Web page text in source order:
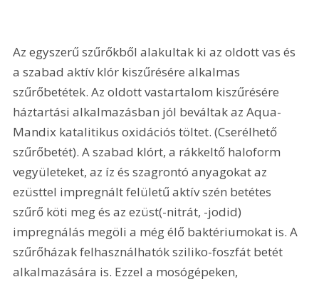
Az egyszerű szűrőkből alakultak ki az oldott vas és
a szabad aktív klór kiszűrésére alkalmas
szűrőbetétek. Az oldott vastartalom kiszűrésére
háztartási alkalmazásban jól beváltak az Aqua-
Mandix katalitikus oxidációs töltet. (Cserélhető
szűrőbetét). A szabad klórt, a rákkeltő haloform
vegyületeket, az íz és szagrontó anyagokat az
ezüsttel impregnált felületű aktív szén betétes
szűrő köti meg és az ezüst(-nitrát, -jodid)
impregnálás megöli a még élő baktériumokat is. A
szűrőházak felhasználhatók sziliko-foszfát betét
alkalmazására is. Ezzel a mosógépeken,